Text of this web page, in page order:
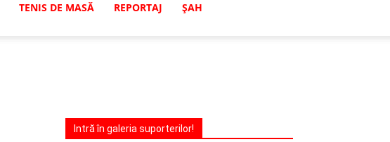
TENIS DE MASĂ REPORTAJ ŞAH
Intră în galeria suporterilor!